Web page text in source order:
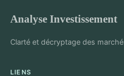
Analyse Investissement
Clarté et décryptage des
LIENS